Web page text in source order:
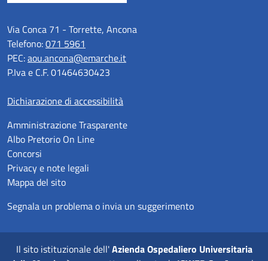
Via Conca 71 - Torrette, Ancona
Telefono:071 5961
PEC:aou.ancona@emarche.it
P.Iva e C.F. 01464630423
Dichiarazione di accessibilità
Amministrazione Trasparente
Albo Pretorio On Line
Concorsi
Privacy e note legali
Mappa del sito
Segnala un problema o invia un suggerimento
Il sito istituzionale dell'Azienda Ospedaliero Universitaria